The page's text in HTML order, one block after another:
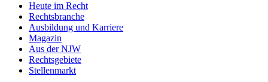
Heute im Recht
Rechtsbranche
Ausbildung und Karriere
Magazin
Aus der NJW
Rechtsgebiete
Stellenmarkt